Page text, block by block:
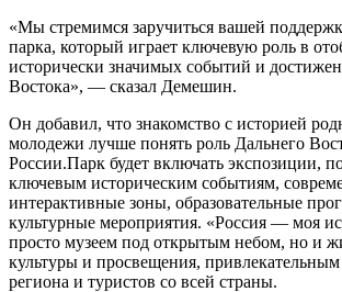
«Мы стремимся заручиться вашей
парка, который играет ключевую роль в
исторически значимых событий и
Востока», — сказал Демешин.
Он добавил, что знакомство с историей
молодежи лучше понять роль Дальнего
России.Парк будет включать экспозиции,
ключевым историческим событиям,
интерактивные зоны, образовательные
культурные мероприятия. «Россия — моя
просто музеем под открытым небом, но и
культуры и просвещения,
региона и туристов со всей страны.